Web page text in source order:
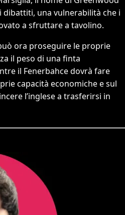
dibattiti, una vulnerabilità che i
a sfruttare a tavolino.
ora proseguire le proprie
il peso di una finta
il Fenerbahce dovrà fare
capacità economiche e sul
l’inglese a trasferirsi in